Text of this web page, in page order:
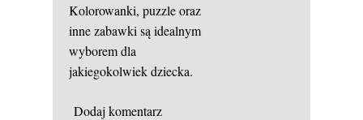
Kolorowanki, puzzle oraz
inne zabawki są idealnym
wyborem dla
jakiegokolwiek dziecka.
Dodaj komentarz